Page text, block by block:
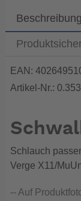
Beschreibung
EAN:
Artikel-Nr.:
Schlauch
Verge X11/
-- Auf